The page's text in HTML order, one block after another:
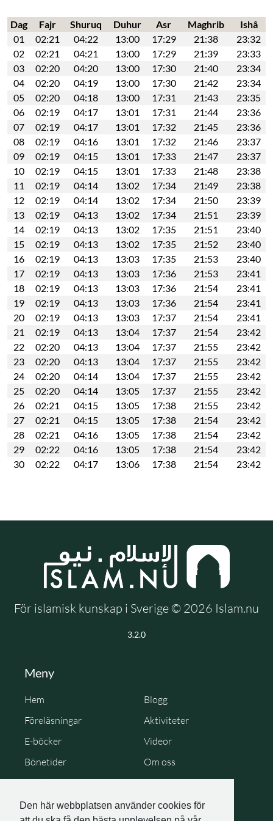
Den här webbplatsen använder cookies för
Dag Fajr Shuruq Duhur Asr Maghrib
Ishâ
01
02:21 04:22 13:00 17:29 21:38
23:32
02
02:21 04:21 13:00 17:29 21:39
23:33
03
02:20 04:20 13:00 17:30 21:40
23:34
04
02:20 04:19 13:00 17:30 21:42
23:34
05
02:20 04:18 13:00 17:31 21:43
23:35
06
02:19 04:17 13:01 17:31 21:44
23:36
07
02:19 04:17 13:01 17:32 21:45
23:36
08
02:19 04:16 13:01 17:32 21:46
23:37
09
02:19 04:15 13:01 17:33 21:47
23:37
10
02:19 04:15 13:01 17:33 21:48
23:38
11
02:19 04:14 13:02 17:34 21:49
23:38
12
02:19 04:14 13:02 17:34 21:50
23:39
13
02:19 04:13 13:02 17:34 21:51
23:39
14
02:19 04:13 13:02 17:35 21:51
23:40
15
02:19 04:13 13:02 17:35 21:52
23:40
16
02:19 04:13 13:03 17:35 21:53
23:40
17
02:19 04:13 13:03 17:36 21:53
23:41
18
02:19 04:13 13:03 17:36 21:54
23:41
19
02:19 04:13 13:03 17:36 21:54
23:41
20
02:19 04:13 13:03 17:37 21:54
23:41
21
02:19 04:13 13:04 17:37 21:54
23:42
22
02:20 04:13 13:04 17:37 21:55
23:42
23
02:20 04:13 13:04 17:37 21:55
23:42
24
02:20 04:14 13:04 17:37 21:55
23:42
25
02:20 04:14 13:05 17:37 21:55
23:42
26
02:21 04:15 13:05 17:38 21:55
23:42
27
02:21 04:15 13:05 17:38 21:54
23:42
28
02:21 04:16 13:05 17:38 21:54
23:42
29
02:22 04:16 13:05 17:38 21:54
23:42
30
02:22 04:17 13:06 17:38 21:54 23:42
För islamisk kunskap i Sverige © 2026 Islam.nu
3.2.0
Meny
Hem
Blogg
Föreläsningar
Aktiviteter
E-böcker
Videor
Bönetider
Om oss
Cookie Policy
Personuppgiftspolicy